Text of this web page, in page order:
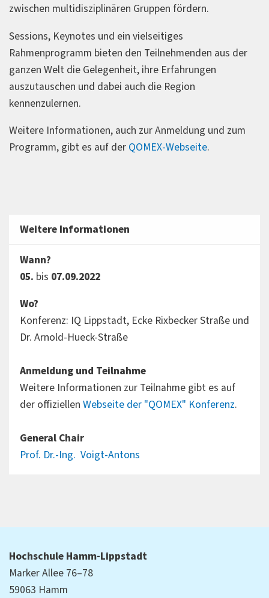
zwischen multidisziplinären Gruppen fördern.
Sessions, Keynotes und ein vielseitiges
Rahmenprogramm bieten den Teilnehmenden aus der
ganzen Welt die Gelegenheit, ihre Erfahrungen
auszutauschen und dabei auch die Region
kennenzulernen.
Weitere Informationen, auch zur Anmeldung und zum
Programm, gibt es auf der QOMEX-Webseite.
Weitere Informationen
Wann?
05. bis 07.09.2022
Wo?
Konferenz: IQ Lippstadt, Ecke Rixbecker Straße und
Dr. Arnold-Hueck-Straße
Anmeldung und Teilnahme
Weitere Informationen zur Teilnahme gibt es auf
der offiziellen Webseite der "QOMEX" Konferenz.
General Chair
Prof. Dr.-Ing. Voigt-Antons
Hochschule Hamm-Lippstadt
Marker Allee 76–78
59063 Hamm